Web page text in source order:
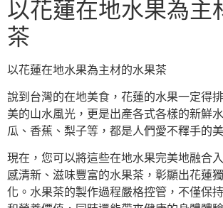
以花蓮在地水果為主
茶
以花蓮在地水果為主材的水果茶
說到台灣的在地美食，花蓮的水果一定得
美的山水風光，更是出產各式各樣的新鮮
瓜、香蕉、梨子等，都是人們愛不釋手的
現在，您可以將這些在地水果完美地融合
感清新、滋味豐富的水果茶，彰顯出花蓮
化。水果茶的製作過程嚴格控管，不僅保